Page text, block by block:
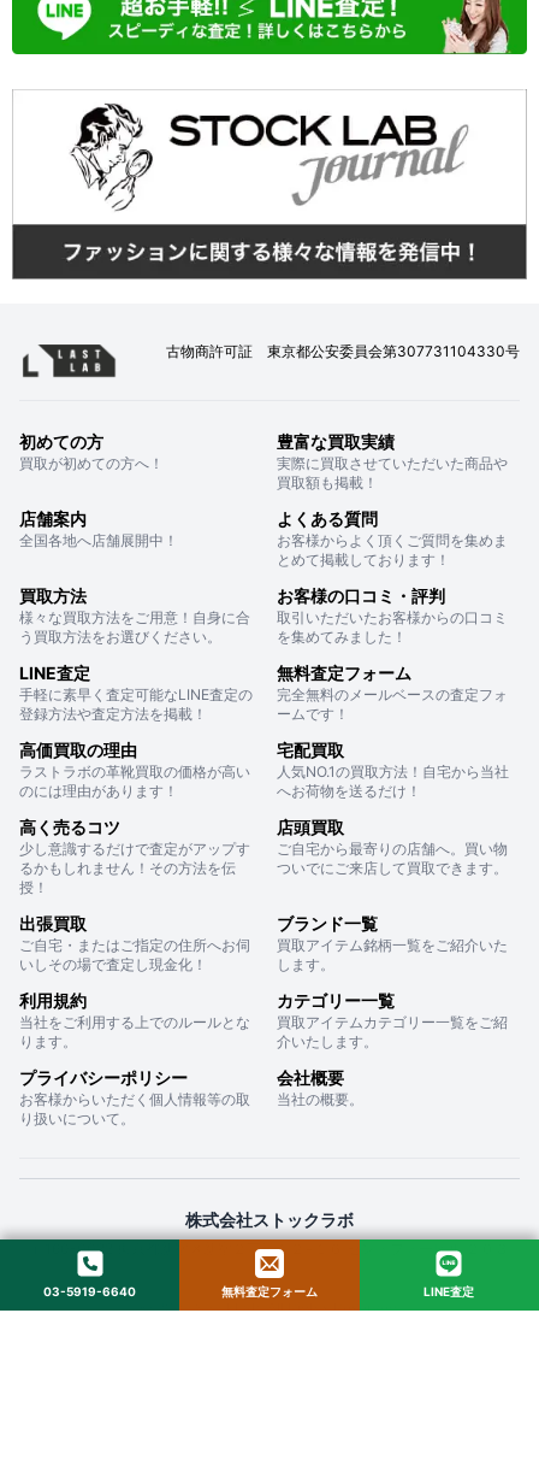
古物商許可証 東京都公安委員会第307731104330号
初めての方
買取が初めての方へ！
豊富な買取実績
実際に買取させていただいた商品や
買取額も掲載！
店舗案内
全国各地へ店舗展開中！
よくある質問
お客様からよく頂くご質問を集めま
とめて掲載しております！
買取方法
様々な買取方法をご用意！自身に合
う買取方法をお選びください。
お客様の口コミ・評判
取引いただいたお客様からの口コミ
を集めてみました！
LINE査定
手軽に素早く査定可能なLINE査定の
登録方法や査定方法を掲載！
無料査定フォーム
完全無料のメールベースの査定フォ
ームです！
高価買取の理由
ラストラボの革靴買取の価格が高い
のには理由があります！
宅配買取
人気NO.1の買取方法！自宅から当社
へお荷物を送るだけ！
高く売るコツ
少し意識するだけで査定がアップす
るかもしれません！その方法を伝
授！
店頭買取
ご自宅から最寄りの店舗へ。買い物
ついでにご来店して買取できます。
出張買取
ご自宅・またはご指定の住所へお伺
いしその場で査定し現金化！
ブランド一覧
買取アイテム銘柄一覧をご紹介いた
します。
利用規約
当社をご利用する上でのルールとな
ります。
カテゴリー一覧
買取アイテムカテゴリー一覧をご紹
介いたします。
プライバシーポリシー
お客様からいただく個人情報等の取
り扱いについて。
会社概要
当社の概要。
株式会社ストックラボ
〒160-0022 東京都新宿区新宿２丁目１２−１６ セントフォービル ２０３
© 2025 StockLab. All Rights Reserved.
03-5919-6640 無料査定フォーム LINE査定